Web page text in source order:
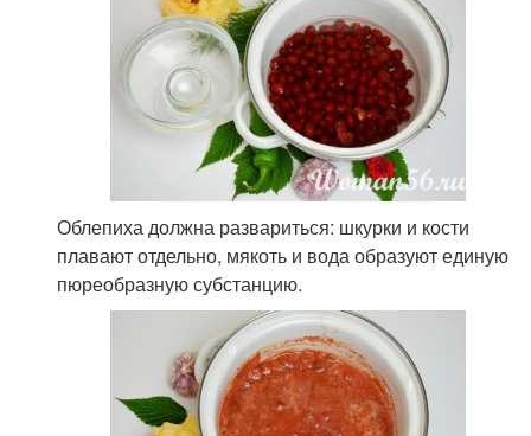
Облепиха должна развариться: шкурки и кости
плавают отдельно, мякоть и вода образуют единую
пюреобразную субстанцию.